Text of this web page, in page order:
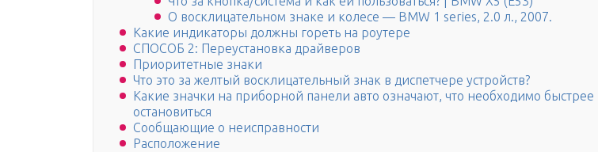
О восклицательном знаке и колесе — BMW 1 series, 2.0 л., 2007.
Какие индикаторы должны гореть на роутере
СПОСОБ 2: Переустановка драйверов
Приоритетные знаки
Что это за желтый восклицательный знак в диспетчере устройств?
Какие значки на приборной панели авто означают, что необходимо быстрее
остановиться
Сообщающие о неисправности
Расположение